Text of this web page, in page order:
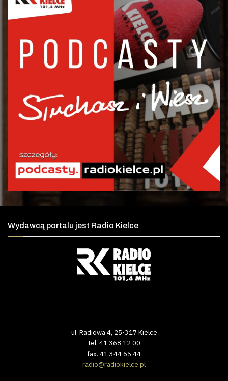
Wydawcą portalu jest Radio Kielce
ul. Radiowa 4, 25-317 Kielce
tel. 41 368 12 00
fax. 41 344 65 44
radio@radiokielce.pl